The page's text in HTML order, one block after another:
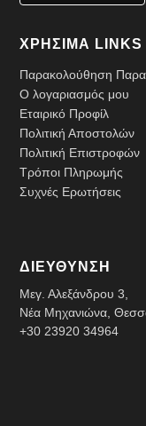
ΧΡΗΣΙΜΑ LINKS
Παρακολούθηση
Ο λογαριασμός μου
Εταιρικό Προφίλ
Πολιτική Αποστολών
Πολιτική Επιστροφών
Τρόποι Πληρωμής
Συχνές Ερωτήσεις
ΔΙΕΥΘΥΝΣΗ
Μεγ. Αλεξάνδρου 3,
Νέα Μηχανιώνα,
+30 23920 34964